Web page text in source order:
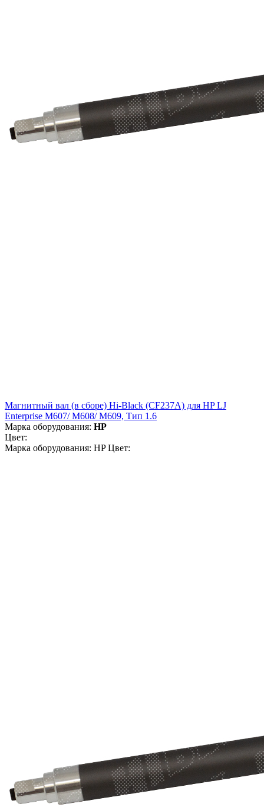
Магнитный вал (в сборе) Hi-Black (CF237A) для HP LJ
Enterprise M607/ M608/ M609, Тип 1.6
Марка оборудования: HP
Цвет:
Марка оборудования: HP Цвет: